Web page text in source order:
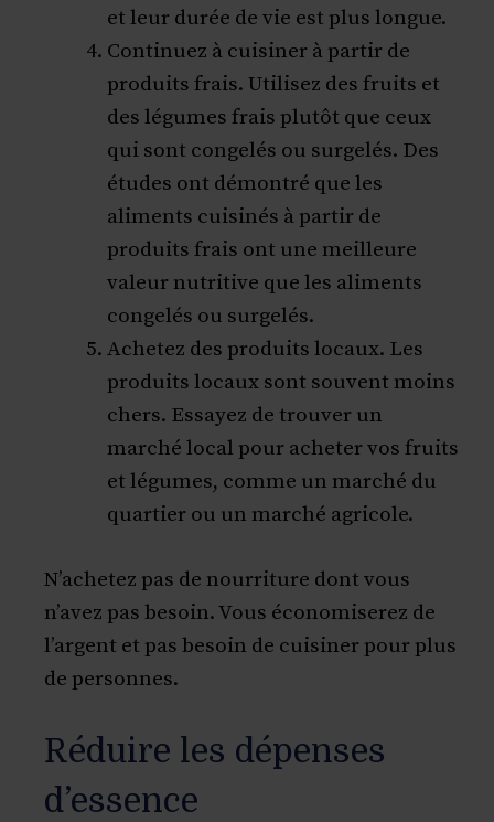
et leur durée de vie est plus longue.
Continuez à cuisiner à partir de
produits frais. Utilisez des fruits et
des légumes frais plutôt que ceux
qui sont congelés ou surgelés. Des
études ont démontré que les
aliments cuisinés à partir de
produits frais ont une meilleure
valeur nutritive que les aliments
congelés ou surgelés.
Achetez des produits locaux. Les
produits locaux sont souvent moins
chers. Essayez de trouver un
marché local pour acheter vos fruits
et légumes, comme un marché du
quartier ou un marché agricole.
N’achetez pas de nourriture dont vous
n’avez pas besoin. Vous économiserez de
l’argent et pas besoin de cuisiner pour plus
de personnes.
Réduire les dépenses
d’essence